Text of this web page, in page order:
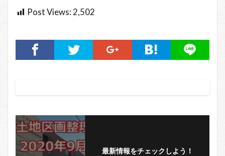
Post Views: 2,502
最新情報をチェックしよう！